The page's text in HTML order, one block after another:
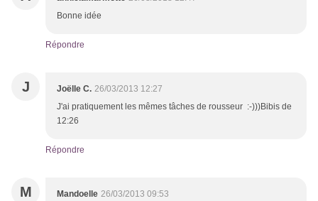
Bonne idée
Répondre
J Joëlle C. 26/03/2013 12:27
J'ai pratiquement les mêmes tâches de rousseur :-)))Bibis de
12:26
Répondre
M Mandoelle 26/03/2013 09:53